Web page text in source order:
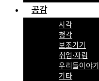
공감
시각
청각
보조기기
취업·자립
우리들이야기
기타